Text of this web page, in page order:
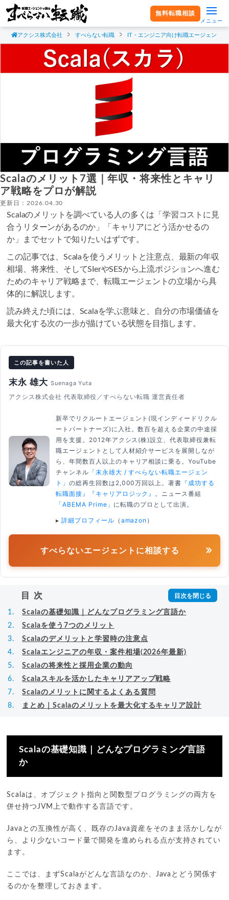
無料転職相談
メニュー
アクシス株式会社 すべらない転職 IT・エンジニア向け転職エージェント
Scalaのメリット7選｜年収・将来性とキャリ
ア戦略をプロが解説
更新日：2026.04.30
Scalaのメリットを調べている人の多くは「学習コストに見
合うリターンがあるのか」「キャリアにどう活かせるの
か」までセットで知りたいはずです。
この記事では、Scalaを使うメリットと注意点、最新の年収
相場、将来性、そしてSIerやSESから上流ポジションへ進む
ためのキャリア戦略まで、転職エージェントの立場から具
体的に解説します。
読み終えた頃には、Scalaを学ぶ意味と、自分の市場価値を
最大化する次の一歩が描けている状態を目指します。
この記事を書いた人
末永 雄大 Suenaga Yuta
アクシス株式会社 代表取締役／すべらない転職 運営責任者
新卒でリクルートエージェント(現インディードリクル
ートパートナーズ)に入社。数百を超える企業の中途採
用を支援。2012年アクシス(株)設立、代表取締役兼転
職エージェントとして人材紹介サービスを展開しなが
ら、年間数百人以上のキャリア相談に乗る。YouTube
チャンネル 「末永雄大 / すべらない転職エージェン
ト」 の総再生回数は2,000万回以上。著書 『成功する
転職面接』
『キャリアロジック』
。ニュース番組
「ABEMA Prime」 に転職のプロとして出演。
▸ 詳細プロフィール （ amazon ）
すべらないエージェントに相談する
目次
Scalaの基礎知識｜どんなプログラミング言語か
Scalaを使う7つのメリット
Scalaのデメリットと学習時の注意点
Scalaエンジニアの年収・案件相場(2026年最新)
Scalaの将来性と採用企業の動向
Scalaスキルを活かしたキャリアアップ戦略
Scalaのメリットに関するよくある質問
まとめ｜Scalaのメリットを最大化するキャリア設計
Scalaの基礎知識｜どんなプログラミング言語
か
Scalaは、オブジェクト指向と関数型プログラミングの両方を
併せ持つJVM上で動作する言語です。
Javaとの互換性が高く、既存のJava資産をそのまま活かしなが
ら、より少ないコード量で開発を進められる点が支持されてい
ます。
ここでは、まずScalaがどんな言語なのか、Javaとどう関係す
るのかを整理しておきます。